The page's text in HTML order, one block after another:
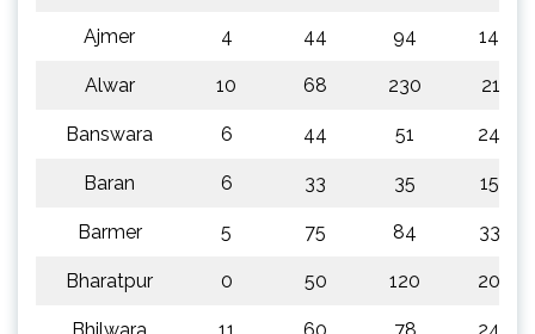
Ajmer 4 44 94 144
Alwar 10 68 230 211
Banswara 6 44 51 249
Baran 6 33 35 153
Barmer 5 75 84 335
Bharatpur 0 50 120 204